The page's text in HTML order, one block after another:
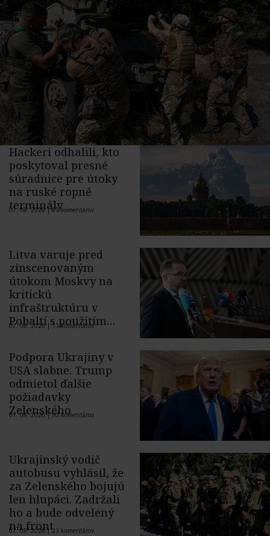
Hackeri odhalili, kto
poskytoval presné
súradnice pre útoky
na ruské ropné
terminály
07. 08. 2026 |67 komentárov
Litva varuje pred
zinscenovaným
útokom Moskvy na
kritickú
infraštruktúru v
Pobaltí s použitím
ukrajinského dronu
07. 08. 2026 |13 komentárov
Podpora Ukrajiny v
USA slabne. Trump
odmietol ďalšie
požiadavky
Zelenského
07. 08. 2026 |50 komentárov
Ukrajinský vodič
autobusu vyhlásil, že
za Zelenského bojujú
len hlupáci. Zadržali
ho a bude odvelený
na front
07. 08. 2026 |23 komentárov